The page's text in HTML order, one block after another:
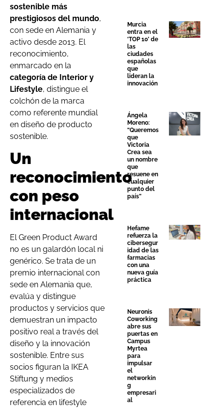
sostenible más
prestigiosos del mundo,
con sede en Alemania y
activo desde 2013. El
reconocimiento,
enmarcado en la
categoría de Interior y
Lifestyle, distingue el
colchón de la marca
como referente mundial
en diseño de producto
sostenible.
Un
reconocimiento
con peso
internacional
El Green Product Award
no es un galardón local ni
genérico. Se trata de un
premio internacional con
sede en Alemania que,
evalúa y distingue
productos y servicios que
demuestran un impacto
positivo real a través del
diseño y la innovación
sostenible. Entre sus
socios figuran la IKEA
Stiftung y medios
especializados de
referencia en lifestyle
Murcia
entra en el
‘TOP 10’ de
las
ciudades
españolas
que
lideran la
innovación
Ángela
Moreno:
“Queremos
que
Victoria
Crea sea
un nombre
que
resuene en
cualquier
punto del
país”
Hefame
refuerza la
cibersegur
idad de las
farmacias
con una
nueva guía
práctica
Neuronis
Coworking
abre sus
puertas en
Campus
Myrtea
para
impulsar
el
networkin
g
empresari
al